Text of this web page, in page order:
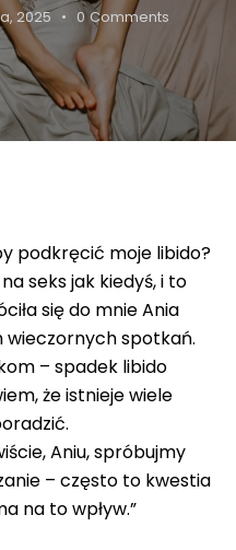
2025 0 Comments
podkręcić moje libido?
seks jak kiedyś, i to
się do mnie Ania
wieczornych spotkań.
– spadek libido
że istnieje wiele
Aniu, spróbujmy
– często to kwestia
na to wpływ.”